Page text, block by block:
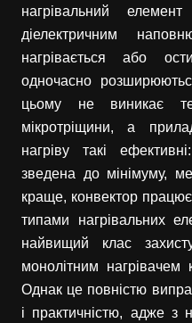
нагрівальний
діелектричним
нагрівається або
одночасно
цьому не виникає
мікротріщини, а
нагріву такі
зведена до мінімуму,
краще, конвектор
типами нагрівальних
найвищий клас
монолітним
Однак це повністю
і практичністю, адже